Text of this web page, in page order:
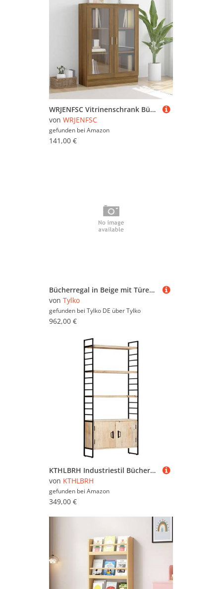
WRJENFSC Vitrinenschrank Bücherregal Braun Eiche-Optik Holzwerkstoff Glas 82,5x30,5x115cm Mit 3 Fächern und 2 Türen für Wohnzimmer Deko Aufbewahrung
von WRJENFSC
gefunden bei Amazon
141,00 €
Bücherregal in Beige mit Türen und Schubladen
von Tylko
gefunden bei Tylko DE überTylko
962,00 €
KTHLBRH Industriestil Bücherregal mit 4 Ebenen, 3 offenen Fächern und 2 Türen aus massivem Mangoholz – Stabile Aufbewahrungslösung für Bücher, Zeitschriften und Dekoration
von KTHLBRH
gefunden bei Amazon
349,00 €